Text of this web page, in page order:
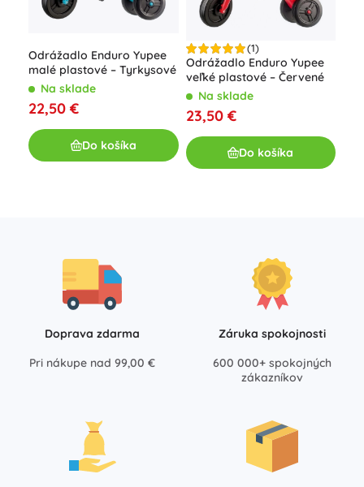
Odrážadlo Enduro Yupee
malé plastové – Tyrkysové
Na sklade
22,50 €
Do košíka
(1)
Odrážadlo Enduro Yupee
veľké plastové – Červené
Na sklade
23,50 €
Do košíka
Doprava zdarma
Pri nákupe nad 99,00 €
Záruka spokojnosti
600 000+ spokojných
zákazníkov